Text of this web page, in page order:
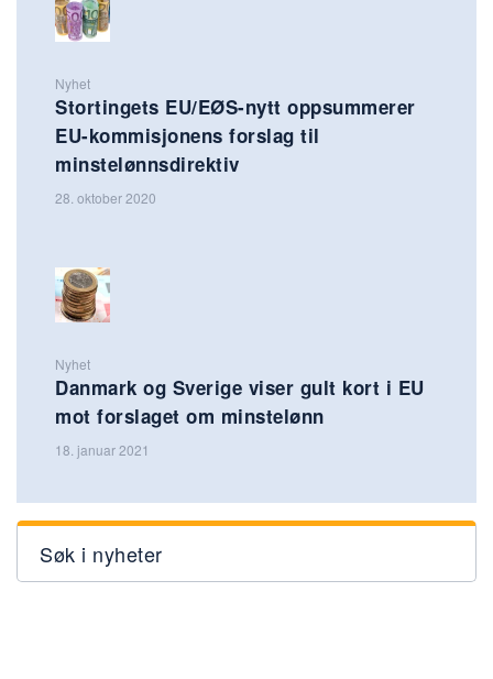
Nyhet
Stortingets EU/EØS-nytt oppsummerer
EU-kommisjonens forslag til
minstelønnsdirektiv
28. oktober 2020
Nyhet
Danmark og Sverige viser gult kort i EU
mot forslaget om minstelønn
18. januar 2021
Søk i nyheter